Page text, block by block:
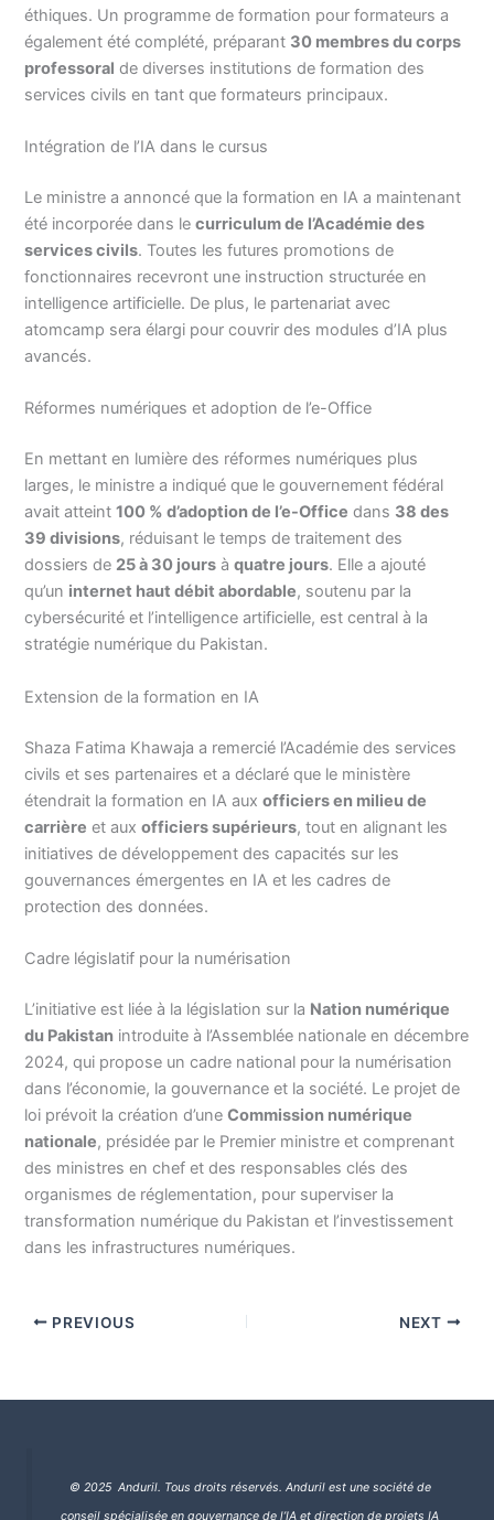
éthiques. Un programme de formation pour formateurs a
également été complété, préparant 30 membres du corps
professoral de diverses institutions de formation des
services civils en tant que formateurs principaux.
Intégration de l’IA dans le cursus
Le ministre a annoncé que la formation en IA a maintenant
été incorporée dans lecurriculum de l’Académie des
services civils. Toutes les futures promotions de
fonctionnaires recevront une instruction structurée en
intelligence artificielle. De plus, le partenariat avec
atomcamp sera élargi pour couvrir des modules d’IA plus
avancés.
Réformes numériques et adoption de l’e-Office
En mettant en lumière des réformes numériques plus
larges, le ministre a indiqué que le gouvernement fédéral
avait atteint100 % d’adoption de l’e-Office dans 38 des
39 divisions, réduisant le temps de traitement des
dossiers de 25 à 30 jours àquatre jours. Elle a ajouté
qu’un internet haut débit abordable, soutenu par la
cybersécurité et l’intelligence artificielle, est central à la
stratégie numérique du Pakistan.
Extension de la formation en IA
Shaza Fatima Khawaja a remercié l’Académie des services
civils et ses partenaires et a déclaré que le ministère
étendrait la formation en IA auxofficiers en milieu de
carrière et auxofficiers supérieurs, tout en alignant les
initiatives de développement des capacités sur les
gouvernances émergentes en IA et les cadres de
protection des données.
Cadre législatif pour la numérisation
L’initiative est liée à la législation sur la Nation numérique
du Pakistan introduite à l’Assemblée nationale en décembre
2024, qui propose un cadre national pour la numérisation
dans l’économie, la gouvernance et la société. Le projet de
loi prévoit la création d’uneCommission numérique
nationale, présidée par le Premier ministre et comprenant
des ministres en chef et des responsables clés des
organismes de réglementation, pour superviser la
transformation numérique du Pakistan et l’investissement
dans les infrastructures numériques.
PREVIOUS NEXT
© 2025 Anduril. Tous droits réservés. Anduril est une société de
conseil spécialisée en gouvernance de l’IA et direction de projets IA